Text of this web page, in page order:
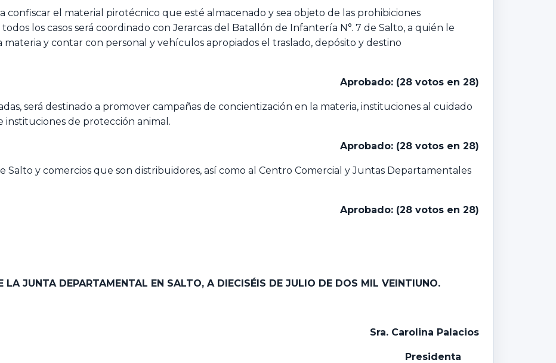
confiscar el material pirotécnico que esté almacenado y sea objeto de las prohibiciones
los casos será coordinado con Jerarcas del Batallón de Infantería N°. 7 de Salto, a quién le
y contar con personal y vehículos apropiados el traslado, depósito y destino
Aprobado: (28 votos en 28)
será destinado a promover campañas de concientización en la materia, instituciones al cuidado
instituciones de protección animal.
Aprobado: (28 votos en 28)
Salto y comercios que son distribuidores, así como al Centro Comercial y Juntas Departamentales
Aprobado: (28 votos en 28)
LA JUNTA DEPARTAMENTAL EN SALTO, A DIECISÉIS DE JULIO DE DOS MIL VEINTIUNO.
Sra. Carolina Palacios
Presidenta